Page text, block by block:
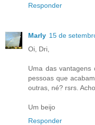
Responder
Marly 15 de
Oi, Dri,
Uma das vantagens
pessoas que
outras, né? rsrs.
Um beijo
Responder